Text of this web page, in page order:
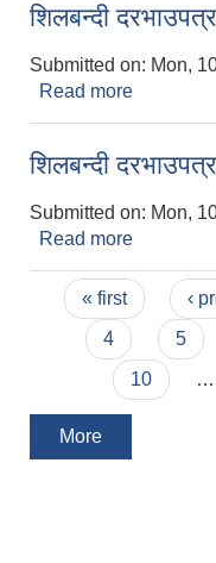
शिलबन्दी
Submitted on: Mon,
Read more
शिलबन्दी
Submitted on: Mon,
Read more
Pages
« first ‹
4
5
10
…
More